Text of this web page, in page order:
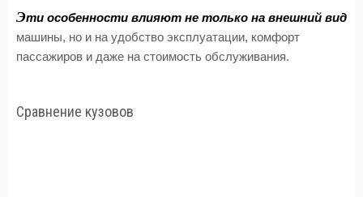
Эти особенности влияют не только на внешний вид
машины, но и на удобство эксплуатации, комфорт
пассажиров и даже на стоимость обслуживания.
Сравнение кузовов